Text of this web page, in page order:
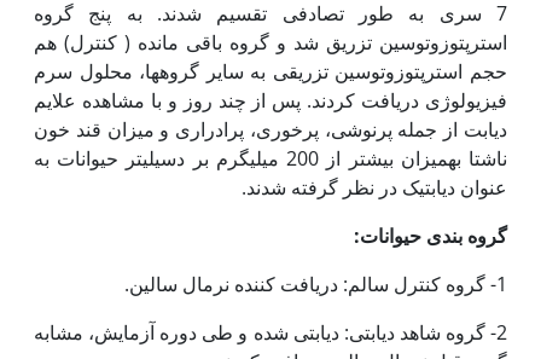
7 سری به طور تصادفی تقسیم شدند. به پنج گروه
استرپتوزوتوسین تزریق شد و گروه باقی مانده ( کنترل) هم
حجم استرپتوزوتوسین تزریقی به سایر گروه­ها، محلول سرم
فیزیولوژی دریافت کردند. پس از چند روز و با مشاهده علایم
دیابت از جمله پرنوشی، پرخوری، پرادراری و میزان قند خون
ناشتا به‏میزان بیشتر از 200 میلی‏گرم بر دسی‏لیتر حیوانات به
عنوان دیابتیک در نظر گرفته شدند.
گروه بندی حیوانات:
1- گروه کنترل سالم: دریافت کننده نرمال سالین.
2- گروه شاهد دیابتی: دیابتی شده و طی دوره آزمایش، مشابه